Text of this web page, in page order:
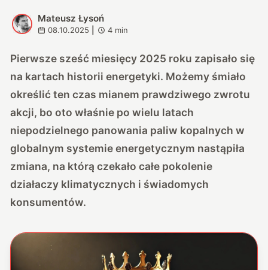
M
Mateusz Łysoń
08.10.2025 4 min
Pierwsze sześć miesięcy 2025 roku zapisało się
na kartach historii energetyki. Możemy śmiało
określić ten czas mianem prawdziwego zwrotu
akcji, bo oto właśnie po wielu latach
niepodzielnego panowania paliw kopalnych w
globalnym systemie energetycznym nastąpiła
zmiana, na którą czekało całe pokolenie
działaczy klimatycznych i świadomych
konsumentów.